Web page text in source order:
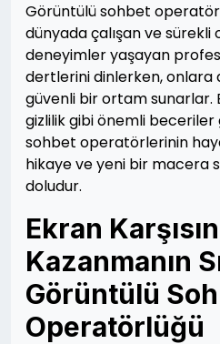
Görüntülü sohbet
dünyada çalışan ve sürekli
deneyimler yaşayan
dertlerini dinlerken, onlara
güvenli bir ortam sunarlar.
gizlilik gibi önemli
sohbet operatörlerinin
hikaye ve yeni bir macera
doludur.
Ekran
Kazanmanın
Görüntülü
Operatörlüğü